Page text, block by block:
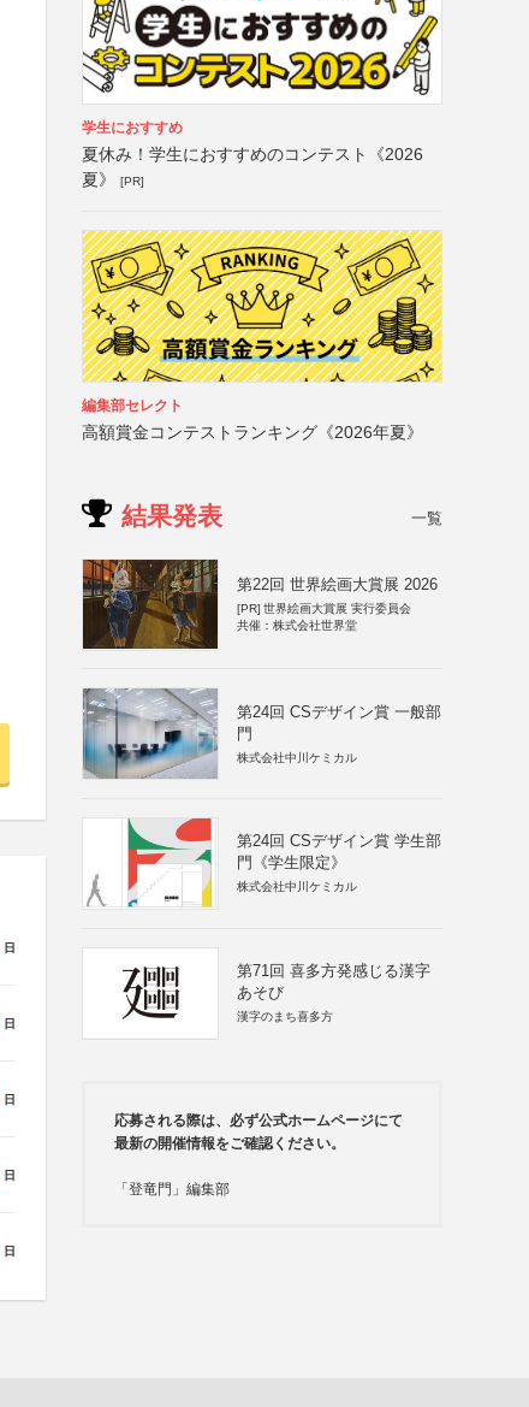
日
日
日
日
日
学生におすすめ
夏休み！学生におすすめのコンテスト《2026
夏》
[PR]
編集部セレクト
高額賞金コンテストランキング《2026年夏》
結果発表 一覧
第22回 世界絵画大賞展 2026
[PR] 世界絵画大賞展 実行委員会
共催：株式会社世界堂
第24回 CSデザイン賞 一般部
門
株式会社中川ケミカル
第24回 CSデザイン賞 学生部
門《学生限定》
株式会社中川ケミカル
第71回 喜多方発感じる漢字
あそび
漢字のまち喜多方
応募される際は、必ず公式ホームページにて
最新の開催情報をご確認ください。
「登竜門」編集部